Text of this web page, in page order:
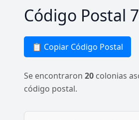
Código Postal
📋 Copiar Código Postal
Se encontraron 20 colonias
código postal.